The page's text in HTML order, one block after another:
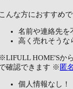
こんな方におすすめ
名前や連絡先を
高く売れそうな
※LIFULL HOME'Sか
確認できます ※ 匿
個人情報なし！